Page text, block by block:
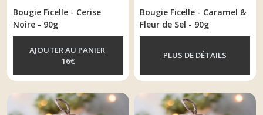
Bougie Ficelle - Cerise
Noire - 90g
AJOUTER AU PANIER
16€
Bougie Ficelle - Caramel &
Fleur de Sel - 90g
PLUS DE DÉTAILS